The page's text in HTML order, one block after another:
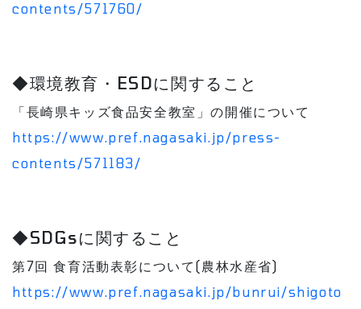
contents/571760/
◆環境教育・ESDに関すること
「長崎県キッズ食品安全教室」の開催について
https://www.pref.nagasaki.jp/press-
contents/571183/
◆SDGsに関すること
第7回 食育活動表彰について(農林水産省)
https://www.pref.nagasaki.jp/bunrui/shigoto